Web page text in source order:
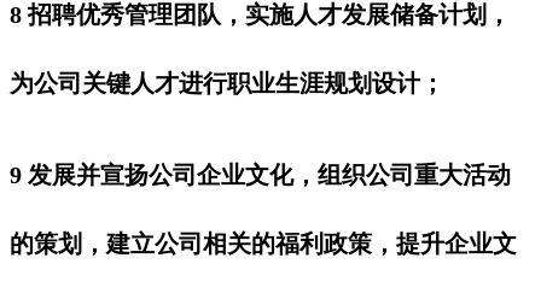
8 招聘优秀管理团队，实施人才发展储备计划，
为公司关键人才进行职业生涯规划设计；
9 发展并宣扬公司企业文化，组织公司重大活动
的策划，建立公司相关的福利政策，提升企业文